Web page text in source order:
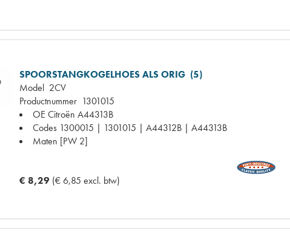
SPOORSTANGKOGELHOES ALS ORIG (5)
Model 2CV
Productnummer 1301015
OE Citroën A44313B
Codes 1300015 | 1301015 | A44312B | A44313B
Maten [PW 2]
€ 8,29 (€ 6,85 excl. btw)